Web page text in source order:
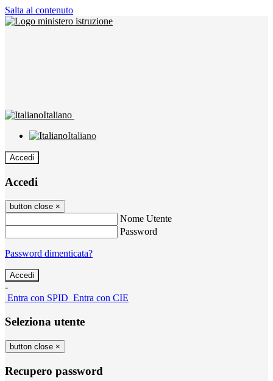
Salta al contenuto
Italiano
Italiano
Accedi
Accedi
button close ×
Nome Utente
Password
Password dimenticata?
-
Entra con SPID Entra con CIE
Seleziona utente
button close ×
Recupero password